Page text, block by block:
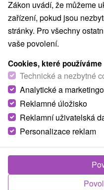
Domček Teo
Oravský Biely Potok
Zákon uvádí, že můžeme
zařízení, pokud jsou
stránky. Pro všechny
vaše povolení.
Cookies, které používáme
Technické a nezbytné
Analytické a
Reklamné úložisko
Reklamní uživatelská
Personalizace reklam